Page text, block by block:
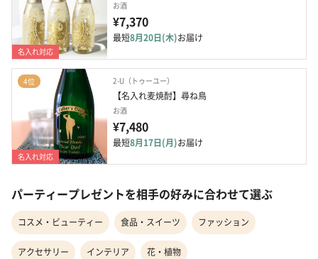
名入れ対応
お酒
¥7,370
最短8月20日(木)お届け
4位
名入れ対応
2-U（トゥーユー）
【名入れ麦焼酎】尋ね鳥
お酒
¥7,480
最短8月17日(月)お届け
パーティープレゼントを相手の好みに合わせて選ぶ
コスメ・ビューティー 食品・スイーツ ファッション
アクセサリー インテリア 花・植物